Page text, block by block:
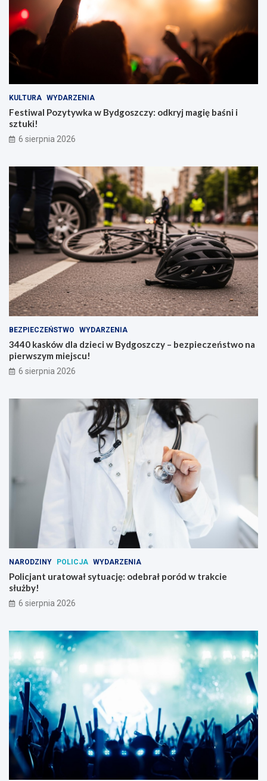
KULTURA WYDARZENIA
Festiwal Pozytywka w Bydgoszczy: odkryj magię baśni i
sztuki!
6 sierpnia 2026
BEZPIECZEŃSTWO WYDARZENIA
3440 kasków dla dzieci w Bydgoszczy – bezpieczeństwo na
pierwszym miejscu!
6 sierpnia 2026
NARODZINY POLICJA WYDARZENIA
Policjant uratował sytuację: odebrał poród w trakcie
służby!
6 sierpnia 2026